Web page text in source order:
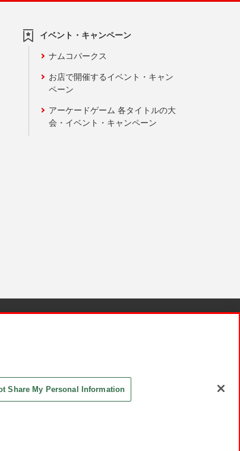
イベント・キャンペーン
ナムコパークス
お店で開催するイベント・キャン
ペーン
アーケードゲーム 各タイトルの大
会・イベント・キャンペーン
Share My Personal Information